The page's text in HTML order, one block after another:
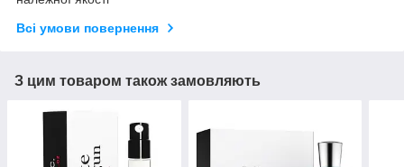
Всі умови повернення
З цим товаром також замовляють